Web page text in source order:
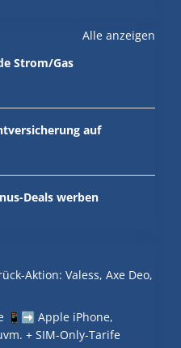
Alle anzeigen
Strom/Gas
auf
Deals werben
Aktion: Valess, Axe Deo,
📱➡️ Apple iPhone,
+ SIM-Only-Tarife